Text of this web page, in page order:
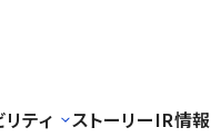
ティ ストーリーIR情報